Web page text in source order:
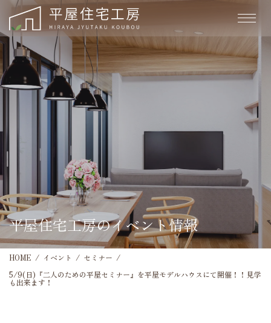
平屋住宅工房のイベント情報
HOME イベント
セミナー
5/9(日)『二人のための平屋セミナー』を平屋モデルハウスにて開催！！見学
も出来ます！